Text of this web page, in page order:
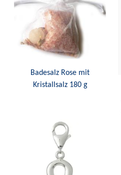
Badesalz Rose mit
Kristallsalz 180 g